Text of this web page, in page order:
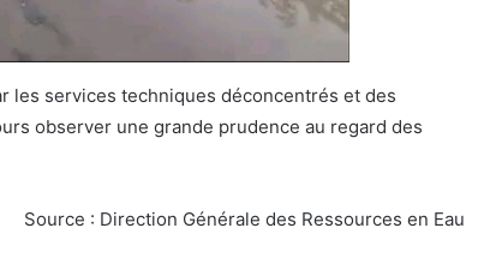
les services techniques déconcentrés et des
observer une grande prudence au regard des
Source : Direction Générale des Ressources en Eau